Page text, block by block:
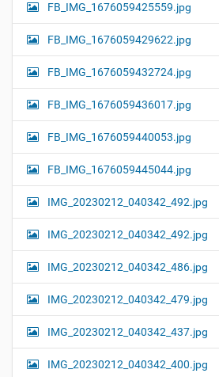
FB_IMG_1676059425559.jpg
FB_IMG_1676059429622.jpg
FB_IMG_1676059432724.jpg
FB_IMG_1676059436017.jpg
FB_IMG_1676059440053.jpg
FB_IMG_1676059445044.jpg
IMG_20230212_040342_492.jpg
IMG_20230212_040342_492.jpg
IMG_20230212_040342_486.jpg
IMG_20230212_040342_479.jpg
IMG_20230212_040342_437.jpg
IMG_20230212_040342_400.jpg